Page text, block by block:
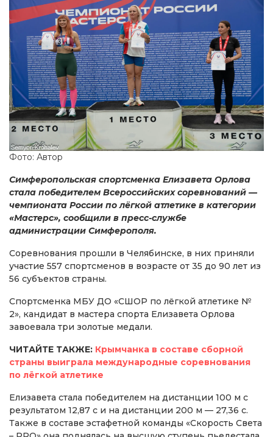
Фото: Автор
Симферопольская спортсменка Елизавета Орлова
стала победителем Всероссийских соревнований —
чемпионата России по лёгкой атлетике в категории
«Мастерс», сообщили в пресс-службе
администрации Симферополя.
Соревнования прошли в Челябинске, в них приняли
участие 557 спортсменов в возрасте от 35 до 90 лет из
56 субъектов страны.
Спортсменка МБУ ДО «СШОР по лёгкой атлетике №
2», кандидат в мастера спорта Елизавета Орлова
завоевала три золотые медали.
ЧИТАЙТЕ ТАКЖЕ: Крымчанка в составе сборной
страны выиграла международные соревнования
по лёгкой атлетике
Елизавета стала победителем на дистанции 100 м с
результатом 12,87 с и на дистанции 200 м — 27,36 с.
Также в составе эстафетной команды «Скорость Света